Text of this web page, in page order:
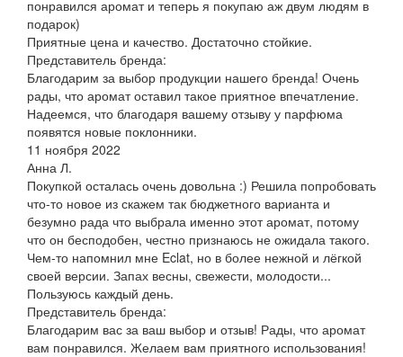
понравился аромат и теперь я покупаю аж двум людям в
подарок)
Приятные цена и качество. Достаточно стойкие.
Представитель бренда:
Благодарим за выбор продукции нашего бренда! Очень
рады, что аромат оставил такое приятное впечатление.
Надеемся, что благодаря вашему отзыву у парфюма
появятся новые поклонники.
11 ноября 2022
Анна Л.
Покупкой осталась очень довольна :) Решила попробовать
что-то новое из скажем так бюджетного варианта и
безумно рада что выбрала именно этот аромат, потому
что он бесподобен, честно признаюсь не ожидала такого.
Чем-то напомнил мне Eclat, но в более нежной и лёгкой
своей версии. Запах весны, свежести, молодости...
Пользуюсь каждый день.
Представитель бренда:
Благодарим вас за ваш выбор и отзыв! Рады, что аромат
вам понравился. Желаем вам приятного использования!